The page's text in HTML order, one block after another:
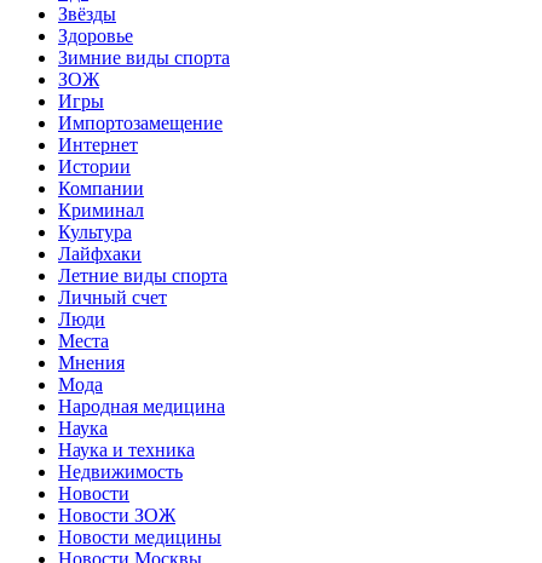
Звёзды
Здоровье
Зимние виды спорта
ЗОЖ
Игры
Импортозамещение
Интернет
Истории
Компании
Криминал
Культура
Лайфхаки
Летние виды спорта
Личный счет
Люди
Места
Мнения
Мода
Народная медицина
Наука
Наука и техника
Недвижимость
Новости
Новости ЗОЖ
Новости медицины
Новости Москвы